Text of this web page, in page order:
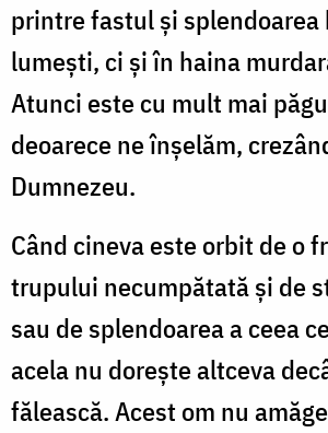
printre fastul și
lumești, ci și în haina
Atunci este cu mult mai
deoarece ne înșelăm,
Dumnezeu.
Când cineva este orbit de o
trupului necumpătată și de
sau de splendoarea a ceea
acela nu dorește altceva
fălească. Acest om nu